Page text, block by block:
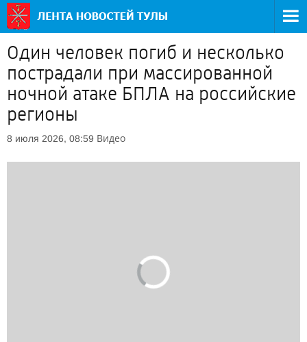
Один человек погиб и несколько
пострадали при массированной
ночной атаке БПЛА на российские
регионы
8 июля 2026, 08:59 Видео